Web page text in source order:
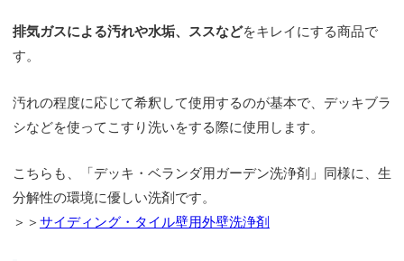
排気ガスによる汚れや水垢、ススなどをキレイにする商品で
す。
汚れの程度に応じて希釈して使用するのが基本で、デッキブラ
シなどを使ってこすり洗いをする際に使用します。
こちらも、「デッキ・ベランダ用ガーデン洗浄剤」同様に、生
分解性の環境に優しい洗剤です。
＞＞ サイディング・タイル壁用外壁洗浄剤